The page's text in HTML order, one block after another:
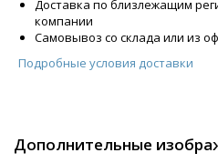
Доставка по близлежащим
компании
Самовывоз со склада или из
Подробные условия доставки
Дополнительные